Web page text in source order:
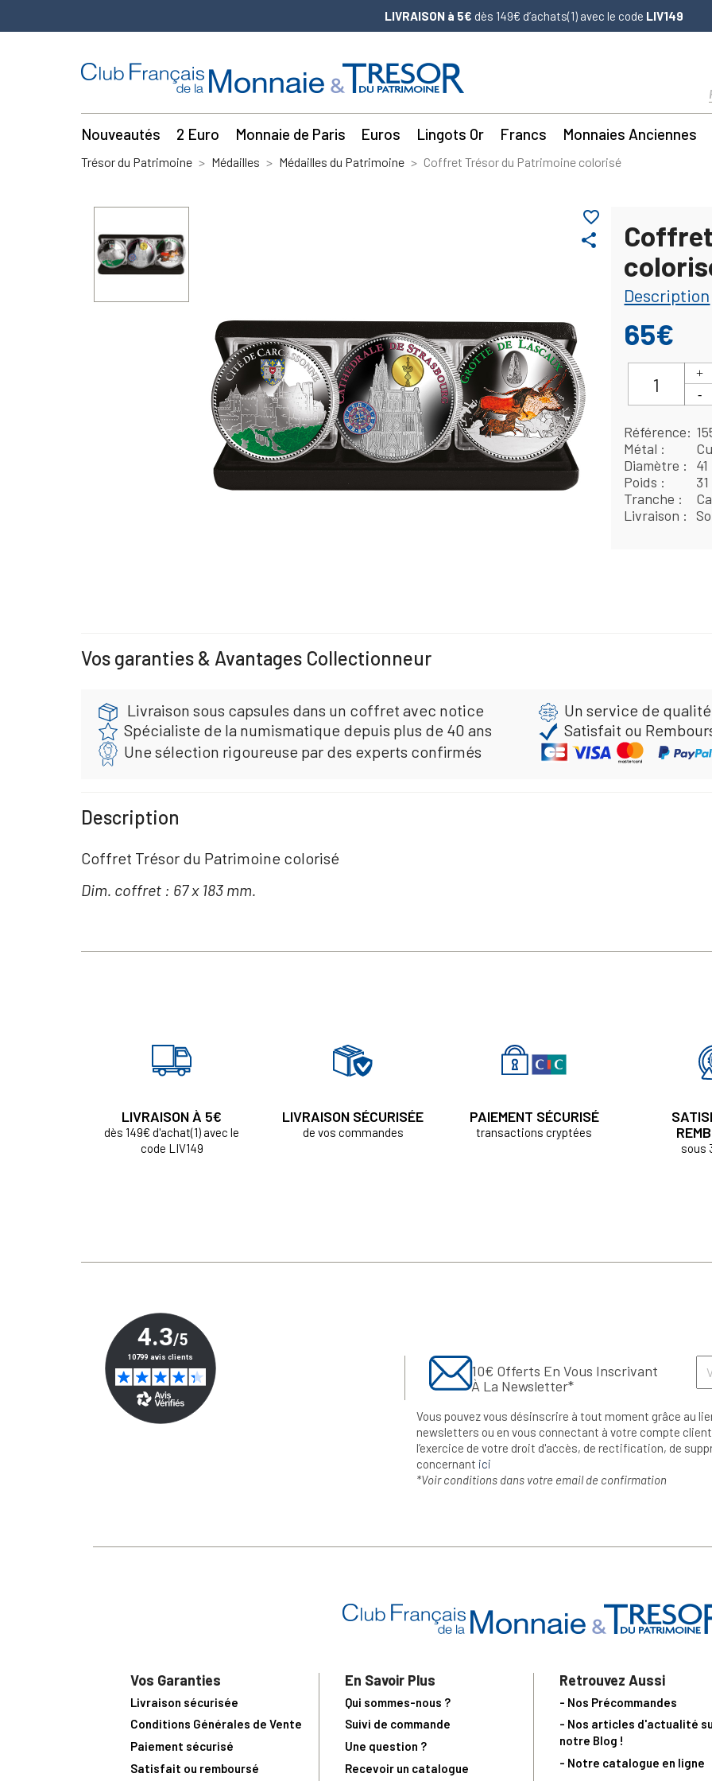
LIVRAISON à 5€ dès 149€ d’achats(1) avec le code LIV149
Nouveautés 2 Euro Monnaie de Paris Euros Lingots Or Francs Monnaies Anciennes
Trésor du Patrimoine Médailles Médailles du Patrimoine Coffret Trésor du Patrimoine colorisé
share
favorite_border
Description
65€
Référence
Métal
Diamètre
Poids
Tranche
Livraison
Vos garanties & Avantages Collectionneur
Livraison sous capsules dans un coffret avec notice
Un service de
Spécialiste de la numismatique depuis plus de 40 ans
Satisfait ou
Une sélection rigoureuse par des experts confirmés
Description
Coffret Trésor du Patrimoine colorisé
Dim. coffret : 67 x 183 mm.
LIVRAISON À 5€
dès 149€ d'achat(1) avec le
code LIV149
LIVRAISON SÉCURISÉE
de vos commandes
PAIEMENT SÉCURISÉ
transactions cryptées
sous
10€ Offerts En Vous Inscrivant
À La Newsletter*
Vous pouvez vous désinscrire à tout moment grâce au
newsletters ou en vous connectant à votre compte
l’exercice de votre droit d'accès, de rectification, de
concernant ici
*Voir conditions dans votre email de confirmation
Vos Garanties
Livraison sécurisée
Conditions Générales de Vente
Paiement sécurisé
Satisfait ou remboursé
En Savoir Plus
Qui sommes-nous ?
Suivi de commande
Une question ?
Recevoir un catalogue
Retrouvez Aussi
- Nos Précommandes
- Nos articles d'actualité
notre Blog !
- Notre catalogue en ligne